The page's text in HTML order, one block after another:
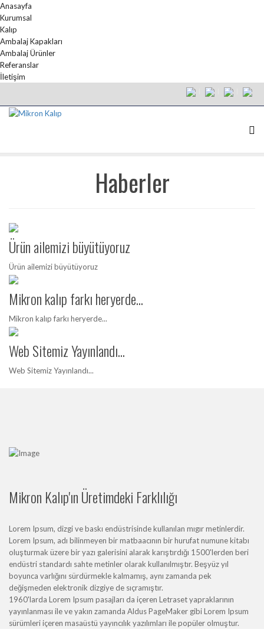
Anasayfa
Kurumsal
Kalıp
Ambalaj Kapakları
Ambalaj Ürünler
Referanslar
İletişim
Haberler
Ürün ailemizi büyütüyoruz
Ürün ailemizi büyütüyoruz
Mikron kalıp farkı heryerde...
Mikron kalıp farkı heryerde...
Web Sitemiz Yayınlandı...
Web Sitemiz Yayınlandı...
Mikron Kalıp'ın Üretimdeki Farklılığı
Lorem Ipsum, dizgi ve baskı endüstrisinde kullanılan mıgır metinlerdir.
Lorem Ipsum, adı bilinmeyen bir matbaacının bir hurufat numune kitabı
oluşturmak üzere bir yazı galerisini alarak karıştırdığı 1500'lerden beri
endüstri standardı sahte metinler olarak kullanılmıştır. Beşyüz yıl
boyunca varlığını sürdürmekle kalmamış, aynı zamanda pek
değişmeden elektronik dizgiye de sıçramıştır.
1960'larda Lorem Ipsum pasajları da içeren Letraset yapraklarının
yayınlanması ile ve yakın zamanda Aldus PageMaker gibi Lorem Ipsum
sürümleri içeren masaüstü yayıncılık yazılımları ile popüler olmuştur.